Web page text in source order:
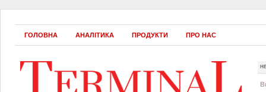
ГОЛОВНА АНАЛІТИКА ПРОДУКТИ ПРО НАС